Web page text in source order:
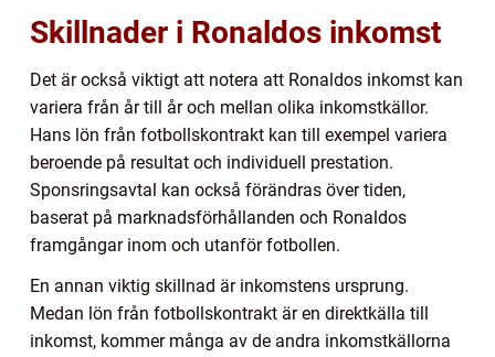
Skillnader i Ronaldos inkomst
Det är också viktigt att notera att Ronaldos inkomst kan
variera från år till år och mellan olika inkomstkällor.
Hans lön från fotbollskontrakt kan till exempel variera
beroende på resultat och individuell prestation.
Sponsringsavtal kan också förändras över tiden,
baserat på marknadsförhållanden och Ronaldos
framgångar inom och utanför fotbollen.
En annan viktig skillnad är inkomstens ursprung.
Medan lön från fotbollskontrakt är en direktkälla till
inkomst, kommer många av de andra inkomstkällorna